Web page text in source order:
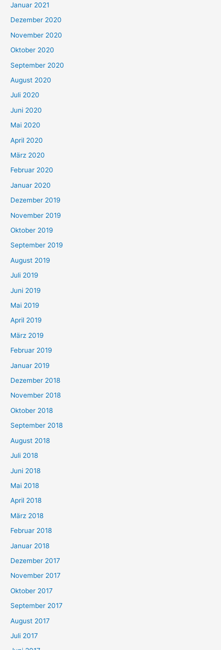
Januar 2021
Dezember 2020
November 2020
Oktober 2020
September 2020
August 2020
Juli 2020
Juni 2020
Mai 2020
April 2020
März 2020
Februar 2020
Januar 2020
Dezember 2019
November 2019
Oktober 2019
September 2019
August 2019
Juli 2019
Juni 2019
Mai 2019
April 2019
März 2019
Februar 2019
Januar 2019
Dezember 2018
November 2018
Oktober 2018
September 2018
August 2018
Juli 2018
Juni 2018
Mai 2018
April 2018
März 2018
Februar 2018
Januar 2018
Dezember 2017
November 2017
Oktober 2017
September 2017
August 2017
Juli 2017